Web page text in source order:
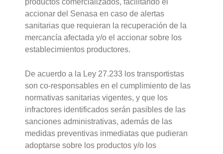
accionar del Senasa en caso de alertas
sanitarias que requieran la recuperación de la
mercancía afectada y/o el accionar sobre los
establecimientos productores.
De acuerdo a la Ley 27.233 los transportistas
son co-responsables en el cumplimiento de las
normativas sanitarias vigentes, y que los
infractores identificados serán pasibles de las
sanciones administrativas, además de las
medidas preventivas inmediatas que pudieran
adoptarse sobre los productos y/o los